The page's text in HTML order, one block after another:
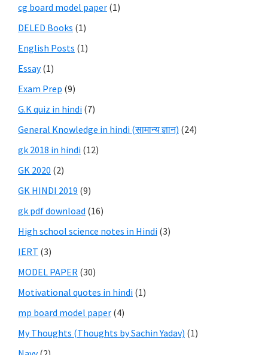
cg board model paper (1)
DELED Books (1)
English Posts (1)
Essay(1)
Exam Prep (9)
G.K quiz in hindi (7)
General Knowledge in hindi (सामान्य ज्ञान) (24)
gk 2018 in hindi (12)
GK 2020 (2)
GK HINDI 2019 (9)
gk pdf download (16)
High school science notes in Hindi (3)
IERT (3)
MODEL PAPER (30)
Motivational quotes in hindi (1)
mp board model paper (4)
My Thoughts (Thoughts by Sachin Yadav) (1)